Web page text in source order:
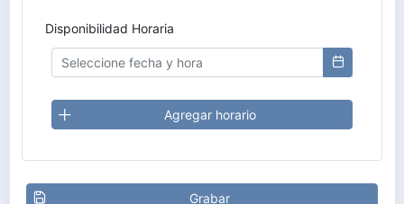
Disponibilidad Horaria
Agregar horario
Grabar